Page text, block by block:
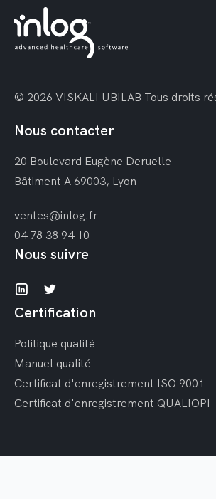
© 2026 VISKALI UBILAB Tous droits
Nous contacter
20 Boulevard Eugène Deruelle
Bâtiment A 69003, Lyon
ventes@inlog.fr
04 78 38 94 10
Nous suivre
Certification
Politique qualité
Manuel qualité
Certificat d'enregistrement ISO 9001
Certificat d'enregistrement QUALIOPI